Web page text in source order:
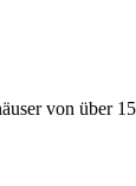
von über